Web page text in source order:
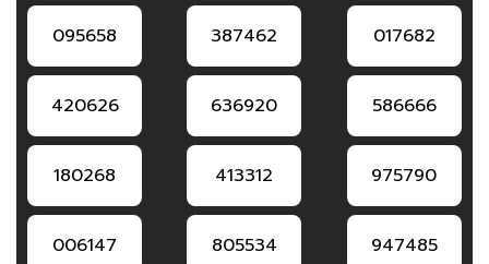
095658 387462 017682
420626 636920 586666
180268 413312 975790
006147 805534 947485